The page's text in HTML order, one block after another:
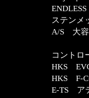
ステンメ
A/S 大容
コントロ
HKS
HKS F-
E-TS ア